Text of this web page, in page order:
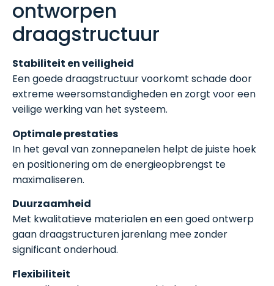
ontworpen
draagstructuur
Stabiliteit en veiligheid
Een goede draagstructuur voorkomt schade door
extreme weersomstandigheden en zorgt voor een
veilige werking van het systeem.
Optimale prestaties
In het geval van zonnepanelen helpt de juiste hoek
en positionering om de energieopbrengst te
maximaliseren.
Duurzaamheid
Met kwalitatieve materialen en een goed ontwerp
gaan draagstructuren jarenlang mee zonder
significant onderhoud.
Flexibiliteit